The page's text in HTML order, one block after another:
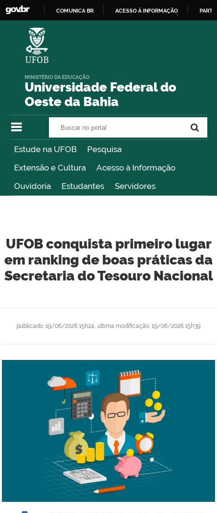
COMUNICA BR ACESSO À INFORMAÇÃO
Universidade Federal do
Oeste da Bahia
MINISTÉRIO DA EDUCAÇÃO
Estude na UFOB
Pesquisa
Extensão e Cultura
Acesso à Informação
Ouvidoria
Estudantes Servidores
UFOB conquista primeiro lugar
em ranking de boas práticas da
Secretaria do Tesouro Nacional
publicado: 19/06/2026 15h24 última modificação: 19/06/2026 15h39